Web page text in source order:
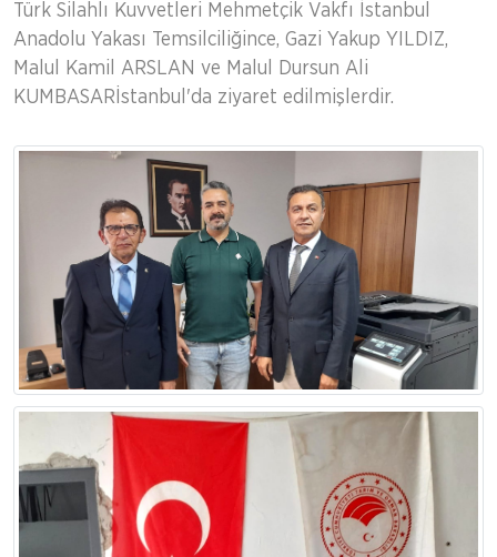
Türk Silahlı Kuvvetleri Mehmetçik Vakfı İstanbul
Anadolu Yakası Temsilciliğince, Gazi Yakup YILDIZ,
Malul Kamil ARSLAN ve Malul Dursun Ali
KUMBASARİstanbul'da ziyaret edilmişlerdir.